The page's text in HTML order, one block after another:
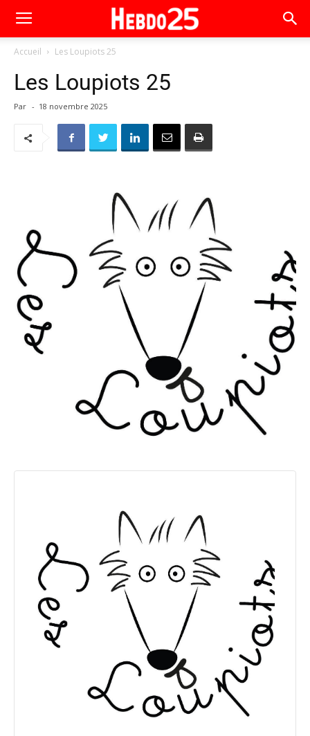
Accueil Les Loupiots 25
Les Loupiots 25
Par - 18 novembre 2025